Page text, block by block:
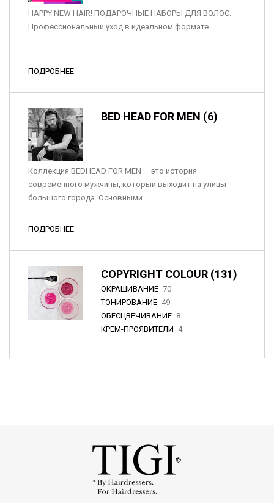
HAPPY NEW HAIR! ПОДАРОЧНЫЕ НАБОРЫ ДЛЯ ВОЛОС.
Профессиональный уход в идеальном формате.
ПОДРОБНЕЕ
BED HEAD FOR MEN (6)
Коллекция BEDHEAD FOR MEN — это история
современного мужчины, который выходит на улицы
большого города. Основными...
ПОДРОБНЕЕ
COPYRIGHT COLOUR (131)
ОКРАШИВАНИЕ 70
ТОНИРОВАНИЕ 49
ОБЕСЦВЕЧИВАНИЕ 8
КРЕМ-ПРОЯВИТЕЛИ 4